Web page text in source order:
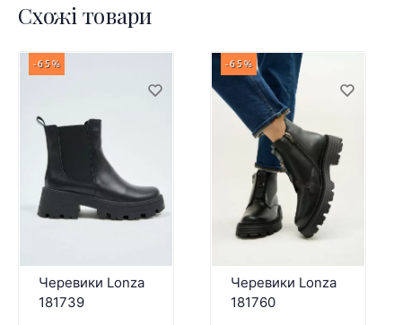
Схожі товари
-65%
Черевики Lonza
181739
-65%
Черевики Lonza
181760